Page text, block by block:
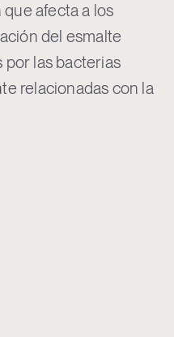
afecta a los
del esmalte
por las bacterias
relacionadas con la